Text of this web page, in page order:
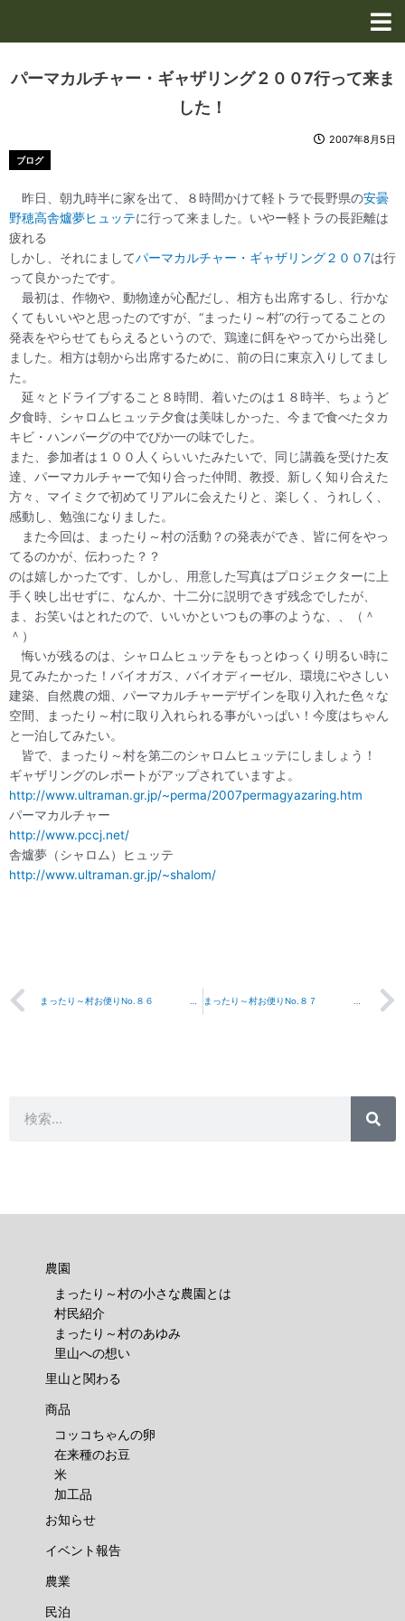
キ
パーマカルチャー・ギャザリング２００7行って来ま
した！
2007年8月5日
ブログ
昨日、朝九時半に家を出て、８時間かけて軽トラで長野県の安曇
野穂高舎爐夢ヒュッテに行って来ました。いやー軽トラの長距離は
疲れる
しかし、それにましてパーマカルチャー・ギャザリング２００7は行
って良かったです。
最初は、作物や、動物達が心配だし、相方も出席するし、行かな
くてもいいやと思ったのですが、“まったり～村”の行ってることの
発表をやらせてもらえるというので、鶏達に餌をやってから出発し
ました。相方は朝から出席するために、前の日に東京入りしてまし
た。
延々とドライブすること８時間、着いたのは１８時半、ちょうど
夕食時、シャロムヒュッテ夕食は美味しかった、今まで食べたタカ
キビ・ハンバーグの中でぴか一の味でした。
また、参加者は１００人くらいいたみたいで、同じ講義を受けた友
達、パーマカルチャーで知り合った仲間、教授、新しく知り合えた
方々、マイミクで初めてリアルに会えたりと、楽しく、うれしく、
感動し、勉強になりました。
また今回は、まったり～村の活動？の発表ができ、皆に何をやっ
てるのかが、伝わった？？
のは嬉しかったです、しかし、用意した写真はプロジェクターに上
手く映し出せずに、なんか、十二分に説明できず残念でしたが、
ま、お笑いはとれたので、いいかといつもの事のような、、（＾
＾）
悔いが残るのは、シャロムヒュッテをもっとゆっくり明るい時に
見てみたかった！バイオガス、バイオディーゼル、環境にやさしい
建築、自然農の畑、パーマカルチャーデザインを取り入れた色々な
空間、まったり～村に取り入れられる事がいっぱい！今度はちゃん
と一泊してみたい。
皆で、まったり～村を第二のシャロムヒュッテにしましょう！
ギャザリングのレポートがアップされていますよ。
http://www.ultraman.gr.jp/~perma/2007permagyazaring.htm
パーマカルチャー
http://www.pccj.net/
舎爐夢（シャロム）ヒュッテ
http://www.ultraman.gr.jp/~shalom/
Prev
検
農園
まったり～村の小さな農園とは
村民紹介
まったり～村のあゆみ
里山への想い
里山と関わる
商品
コッコちゃんの卵
在来種のお豆
米
加工品
お知らせ
イベント報告
農業
民泊